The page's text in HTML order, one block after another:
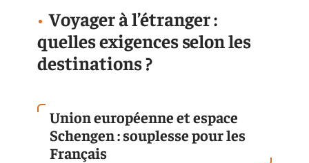
Voyager à l’étranger :
quelles exigences selon les
destinations ?
Union européenne et espace
Schengen : souplesse pour les
Français